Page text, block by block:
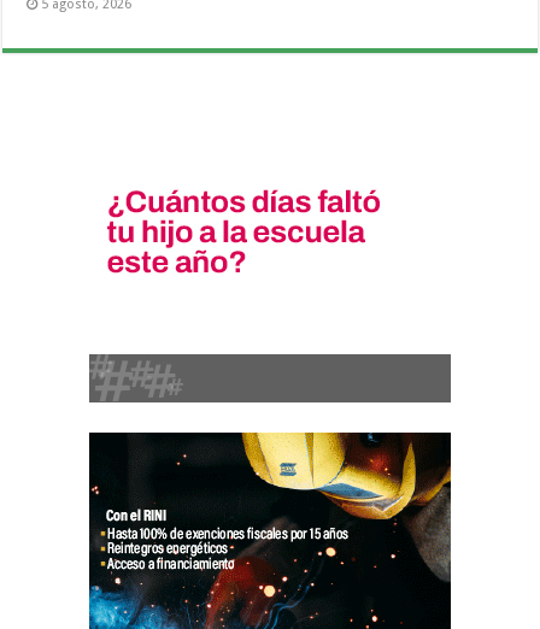
5 agosto, 2026